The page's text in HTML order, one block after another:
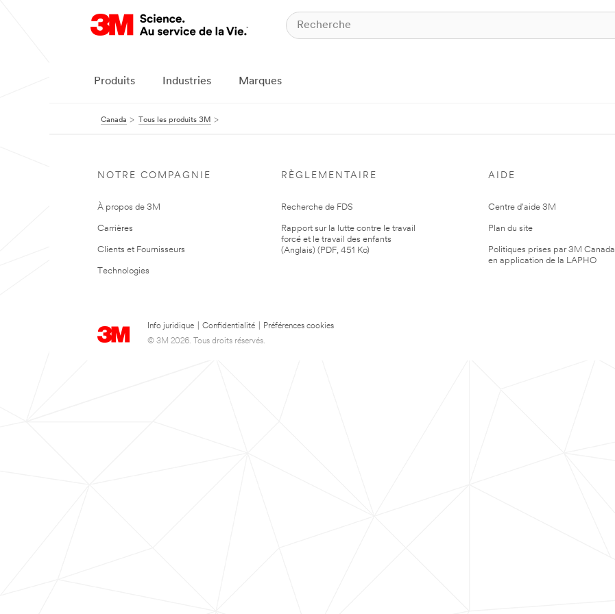
Produits Industries Marques
Canada Tous les produits 3M
NOTRE COMPAGNIE
À propos de 3M
Carrières
Clients et Fournisseurs
Technologies
RÈGLEMENTAIRE
Recherche de FDS
Rapport sur la lutte contre le travail
forcé et le travail des enfants
(Anglais) (PDF, 451 Ko)
AIDE
Centre d'aide 3M
Plan du site
Politiques prises par 3M Canada
en application de la LAPHO
Info juridique Confidentialité
Préférences cookies
© 3M 2026. Tous droits réservés.